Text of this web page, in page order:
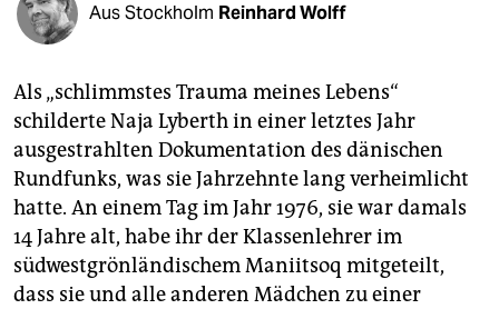
unterstützen
genossenschaft
epaper login
Aus Stockholm Reinhard Wolff
Als „schlimmstes Trauma meines Lebens“
schilderte Naja Lyberth in einer letztes Jahr
ausgestrahlten Dokumentation des dänischen
Rundfunks, was sie Jahrzehnte lang verheimlicht
hatte. An einem Tag im Jahr 1976, sie war damals
14 Jahre alt, habe ihr der Klassenlehrer im
südwestgrönländischem Maniitsoq mitgeteilt,
dass sie und alle anderen Mädchen zu einer